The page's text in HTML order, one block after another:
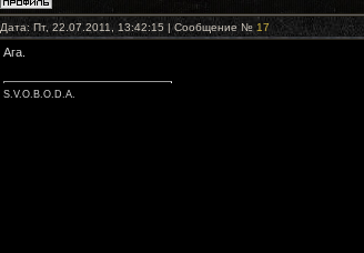
Дата: Пт, 22.07.2011, 13:42:15 | Сообщение № 17
Ага.
S.V.O.B.O.D.A.